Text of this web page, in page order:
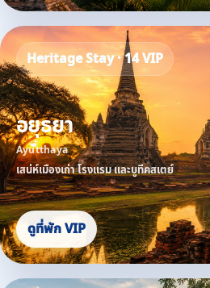
Heritage Stay · 14 VIP
อยุธยา
Ayutthaya
เสน่ห์เมืองเก่า โรงแรม และบูทีคสเตย์
ดูที่พัก VIP